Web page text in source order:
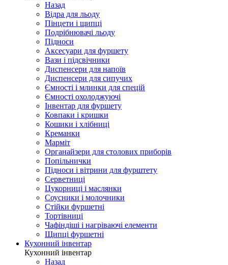
Назад
Відра для льоду
Пінцети і щипці
Подрібнювачі льоду
Підноси
Аксесуари для фуршету
Вази і підсвічники
Диспенсери для напоїв
Диспенсери для сипучих
Ємності і млинки для спецій
Ємності охолоджуючі
Інвентар для фуршету
Ковпаки і кришки
Кошики і хлібниці
Креманки
Марміт
Органайзери для столових приборів
Попільнички
Підноси і вітрини для фурштету
Серветниці
Цукорниці і маслянки
Соусники і молочники
Стійки фуршетні
Тортівниці
Чафіндіші і нагріваючі елементи
Щипці фуршетні
Кухонний інвентар
Кухонний інвентар
Назад